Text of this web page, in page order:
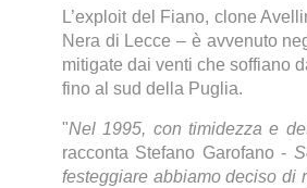
L’exploit del Fiano, clone
Nera di Lecce – è avvenuto
mitigate dai venti che soffiano
fino al sud della Puglia.
"Nel 1995, con timidezza e
racconta Stefano Garofano -
festeggiare abbiamo deciso di